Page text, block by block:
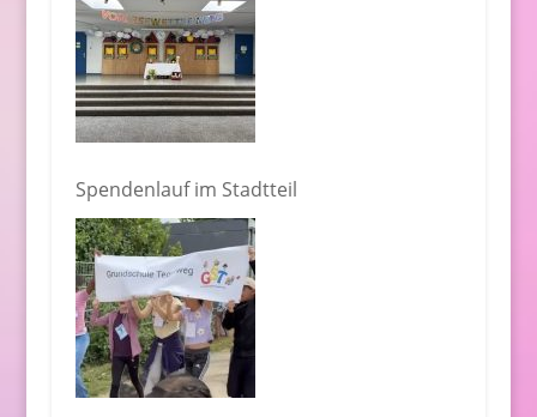
Spendenlauf im Stadtteil